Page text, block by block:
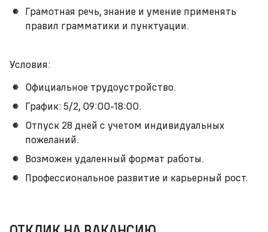
Грамотная речь, знание и умение применять
правил грамматики и пунктуации.
Условия:
Официальное трудоустройство.
График: 5/2, 09:00-18:00.
Отпуск 28 дней с учетом индивидуальных
пожеланий.
Возможен удаленный формат работы.
Профессиональное развитие и карьерный рост.